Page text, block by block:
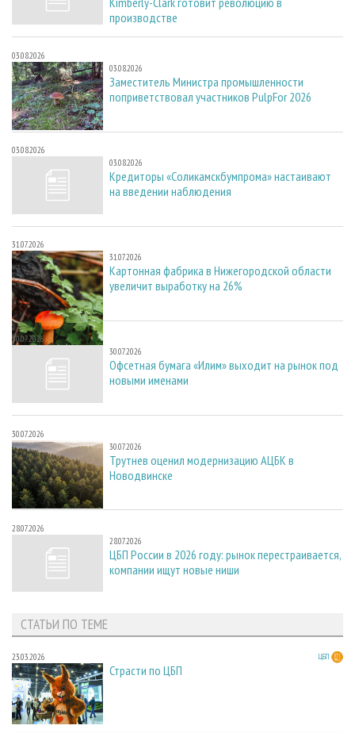
производстве
03.08.2026
03.08.2026
Заместитель Министра промышленности
поприветствовал участников PulpFor 2026
03.08.2026
03.08.2026
Кредиторы «Соликамскбумпрома» настаивают
на введении наблюдения
31.07.2026
31.07.2026
Картонная фабрика в Нижегородской области
увеличит выработку на 26%
30.07.2026
30.07.2026
Офсетная бумага «Илим» выходит на рынок под
новыми именами
30.07.2026
30.07.2026
Трутнев оценил модернизацию АЦБК в
Новодвинске
28.07.2026
28.07.2026
ЦБП России в 2026 году: рынок перестраивается,
компании ищут новые ниши
СТАТЬИ ПО ТЕМЕ
23.03.2026 ЦБП
Страсти по ЦБП